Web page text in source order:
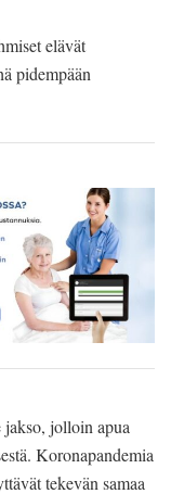
elävät
pidempään
jakso, jolloin apua
Koronapandemia
tekevän samaa